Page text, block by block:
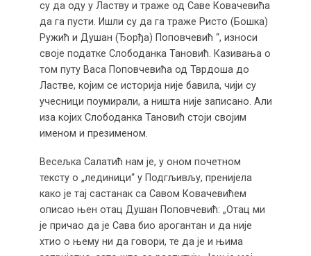
су да оду у Ластву и траже од Саве Ковачевића
да га пусти. Ишли су да га траже Ристо (Бошка)
Ружић и Душан (Ђорђа) Поповчевић “, износи
своје податке Слободанка Тановић. Казивања о
том путу Васа Поповчевића од Тврдоша до
Ластве, којим се историја није бавила, чији су
учесници поумирали, а ништа није записано. Али
иза којих Слободанка Тановић стоји својим
именом и презименом.
Весељка Салатић нам је, у оном почетном
тексту о „лединици“ у Подгљивљу, пренијела
како је тај састанак са Савом Ковачевићем
описао њен отац Душан Поповчевић: „Отац ми
је причао да је Сава био арогантан и да није
хтио о њему ни да говори, те да је и њима